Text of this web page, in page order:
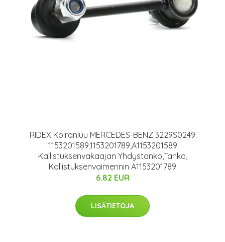
RIDEX Koiranluu MERCEDES-BENZ 3229S0249
1153201589,1153201789,A1153201589
Kallistuksenvakaajan Yhdystanko,Tanko,
Kallistuksenvaimennin A1153201789
6.82 EUR
LISÄTIETOJA